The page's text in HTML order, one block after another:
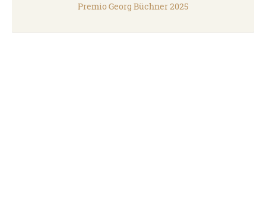
Premio Georg Büchner 2025